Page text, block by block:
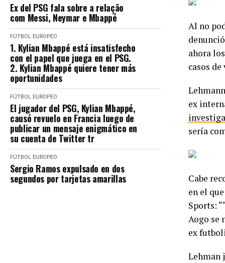
Ex del PSG fala sobre a relação
com Messi, Neymar e Mbappé
FÚTBOL EUROPEO
1. Kylian Mbappé está insatisfecho
con el papel que juega en el PSG.
2. Kylian Mbappé quiere tener más
oportunidades
FÚTBOL EUROPEO
El jugador del PSG, Kylian Mbappé,
causó revuelo en Francia luego de
publicar un mensaje enigmático en
su cuenta de Twitter tr
FÚTBOL EUROPEO
Sergio Ramos expulsado en dos
segundos por tarjetas amarillas
Al no
ahora
casos
ex
sería
Cabe
en el
Sports:
Aogo se
ex
Lehman